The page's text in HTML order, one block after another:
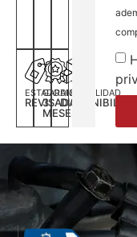
ESTADO
REVISADA
GARANTÍA
3
MESES
DISPONILIDAD
DISPONIBILIDAD